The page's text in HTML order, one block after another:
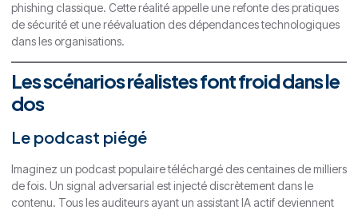
phishing classique. Cette réalité appelle une refonte des pratiques
de sécurité et une réévaluation des dépendances technologiques
dans les organisations.
Les scénarios réalistes font froid dans le
dos
Le podcast piégé
Imaginez un podcast populaire téléchargé des centaines de milliers
de fois. Un signal adversarial est injecté discrètement dans le
contenu. Tous les auditeurs ayant un assistant IA actif deviennent